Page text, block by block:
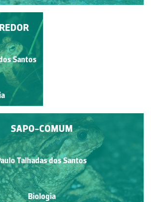
Santos
SAPO-COMUM
Talhadas dos Santos
Biologia
Santos